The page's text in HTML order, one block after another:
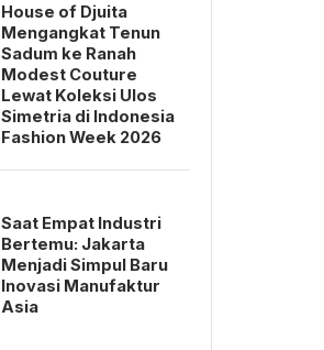
House of Djuita
Mengangkat Tenun
Sadum ke Ranah
Modest Couture
Lewat Koleksi Ulos
Simetria di Indonesia
Fashion Week 2026
Saat Empat Industri
Bertemu: Jakarta
Menjadi Simpul Baru
Inovasi Manufaktur
Asia